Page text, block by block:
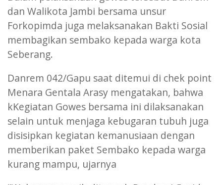
dan Walikota Jambi bersama unsur
Forkopimda juga melaksanakan Bakti Sosial
membagikan sembako kepada warga kota
Seberang.
Danrem 042/Gapu saat ditemui di chek point
Menara Gentala Arasy mengatakan, bahwa
kKegiatan Gowes bersama ini dilaksanakan
selain untuk menjaga kebugaran tubuh juga
disisipkan kegiatan kemanusiaan dengan
memberikan paket Sembako kepada warga
kurang mampu, ujarnya